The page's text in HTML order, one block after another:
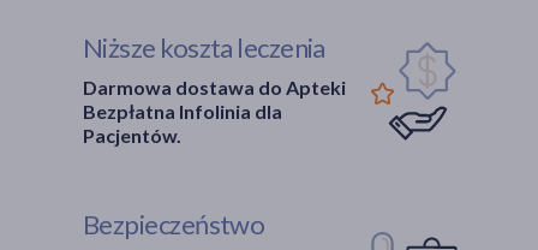
Niższe koszta leczenia
Darmowa dostawa do Apteki
Bezpłatna Infolinia dla
Pacjentów.
Bezpieczeństwo